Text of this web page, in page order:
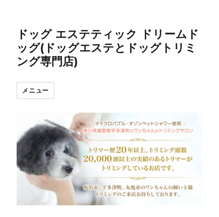
ドッグ エステティック ドリームド
ッグ(ドッグエステとドッグトリミ
ング専門店)
メニュー